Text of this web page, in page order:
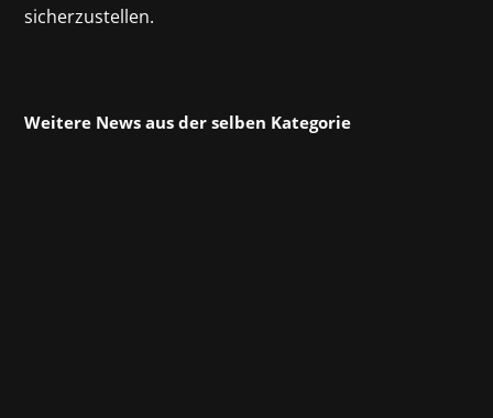
sicherzustellen.
Weitere News aus der selben Kategorie